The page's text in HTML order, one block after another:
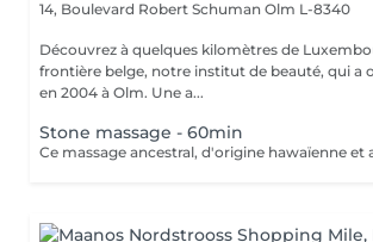
14, Boulevard Robert Schuman Olm L-8340
Découvrez à quelques kilomètres de
frontière belge, notre institut de beauté, qui a
en 2004 à Olm. Une a...
Stone massage - 60min